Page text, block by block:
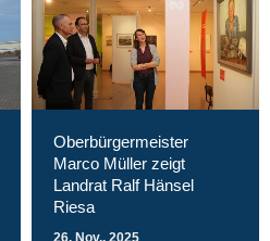
Oberbürgermeister
Marco Müller zeigt
Landrat Ralf Hänsel
Riesa
26. Nov.. 2025